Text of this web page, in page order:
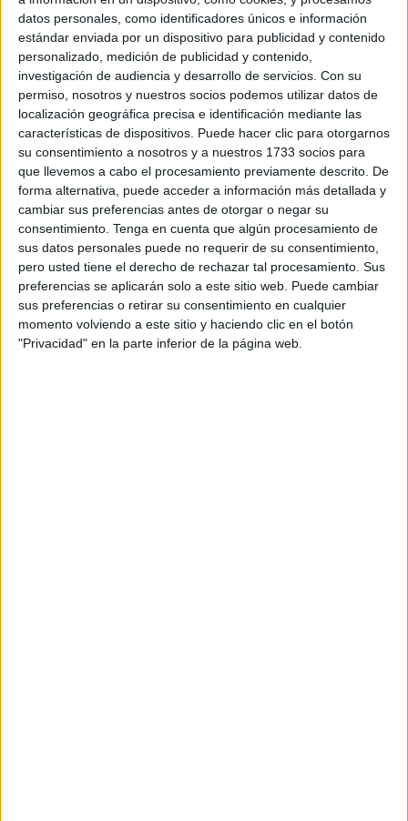
datos personales, como identificadores únicos e información
estándar enviada por un dispositivo para publicidad y contenido
personalizado, medición de publicidad y contenido,
investigación de audiencia y desarrollo de servicios. Con su
permiso, nosotros y nuestros socios podemos utilizar datos de
localización geográfica precisa e identificación mediante las
características de dispositivos. Puede hacer clic para otorgarnos
su consentimiento a nosotros y a nuestros 1733 socios para
que llevemos a cabo el procesamiento previamente descrito. De
forma alternativa, puede acceder a información más detallada y
cambiar sus preferencias antes de otorgar o negar su
consentimiento. Tenga en cuenta que algún procesamiento de
sus datos personales puede no requerir de su consentimiento,
pero usted tiene el derecho de rechazar tal procesamiento. Sus
preferencias se aplicarán solo a este sitio web. Puede cambiar
sus preferencias o retirar su consentimiento en cualquier
momento volviendo a este sitio y haciendo clic en el botón
"Privacidad" en la parte inferior de la página web.
han sido cubiertas de plaza dura en sucesivas
intervenciones que muestran planos de hormigón en masa
y solerías de formatos diversos. Existe una pérgola
metálica que protege de lluvias y sol un recorrido en ‘T’
que comunica la sección tercera con el acceso al bloque
17 y el paso en pendiente este-oeste antes descrito.
Este itinerario presenta pendiente para conectar los puntos
a diferente cota y muestra la pavimentación original de la
intervención. Los ámbitos ajardinados que han sido
cubiertos conservan un total de seis elementos de
arbolado de envergadura en alcorques de reducidas
dimensiones. En el área donde se concentran todos estos
elementos de vegetación se ha hecho uso de soleras en
pendiente que incumplen las condiciones de accesibilidad